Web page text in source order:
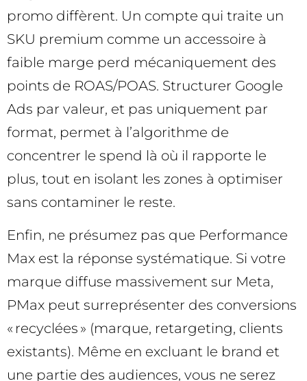
promo diffèrent. Un compte qui traite un
SKU premium comme un accessoire à
faible marge perd mécaniquement des
points de ROAS/POAS. Structurer Google
Ads par valeur, et pas uniquement par
format, permet à l’algorithme de
concentrer le spend là où il rapporte le
plus, tout en isolant les zones à optimiser
sans contaminer le reste.
Enfin, ne présumez pas que Performance
Max est la réponse systématique. Si votre
marque diffuse massivement sur Meta,
PMax peut surreprésenter des conversions
« recyclées » (marque, retargeting, clients
existants). Même en excluant le brand et
une partie des audiences, vous ne serez